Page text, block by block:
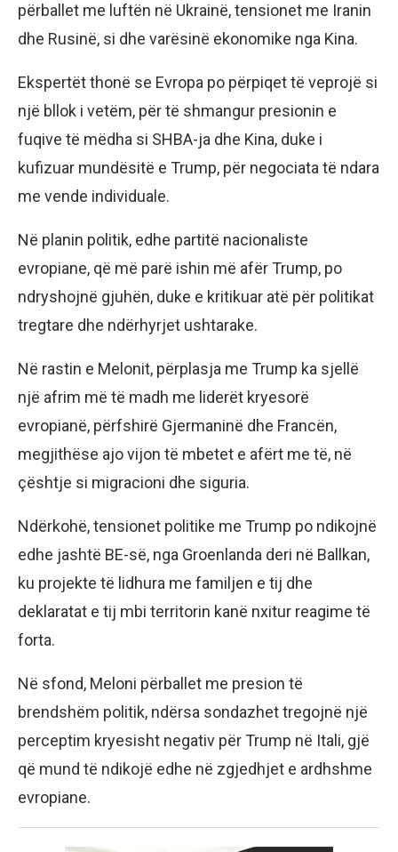
përballet me luftën në Ukrainë, tensionet me Iranin
dhe Rusinë, si dhe varësinë ekonomike nga Kina.
Ekspertët thonë se Evropa po përpiqet të veprojë si
një bllok i vetëm, për të shmangur presionin e
fuqive të mëdha si SHBA-ja dhe Kina, duke i
kufizuar mundësitë e Trump, për negociata të ndara
me vende individuale.
Në planin politik, edhe partitë nacionaliste
evropiane, që më parë ishin më afër Trump, po
ndryshojnë gjuhën, duke e kritikuar atë për politikat
tregtare dhe ndërhyrjet ushtarake.
Në rastin e Melonit, përplasja me Trump ka sjellë
një afrim më të madh me liderët kryesorë
evropianë, përfshirë Gjermaninë dhe Francën,
megjithëse ajo vijon të mbetet e afërt me të, në
çështje si migracioni dhe siguria.
Ndërkohë, tensionet politike me Trump po ndikojnë
edhe jashtë BE-së, nga Groenlanda deri në Ballkan,
ku projekte të lidhura me familjen e tij dhe
deklaratat e tij mbi territorin kanë nxitur reagime të
forta.
Në sfond, Meloni përballet me presion të
brendshëm politik, ndërsa sondazhet tregojnë një
perceptim kryesisht negativ për Trump në Itali, gjë
që mund të ndikojë edhe në zgjedhjet e ardhshme
evropiane.